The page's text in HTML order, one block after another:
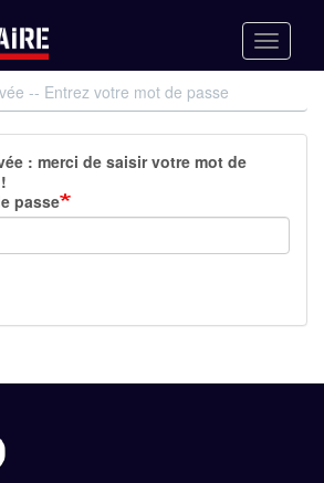
Toggle
-- Entrez votre mot de passe
: merci de saisir votre mot de
passe